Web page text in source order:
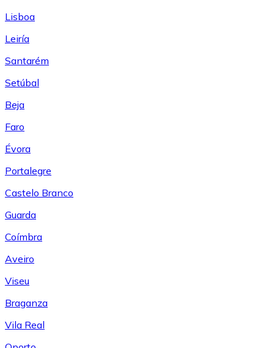
Lisboa
Leiría
Santarém
Setúbal
Beja
Faro
Évora
Portalegre
Castelo Branco
Guarda
Coímbra
Aveiro
Viseu
Braganza
Vila Real